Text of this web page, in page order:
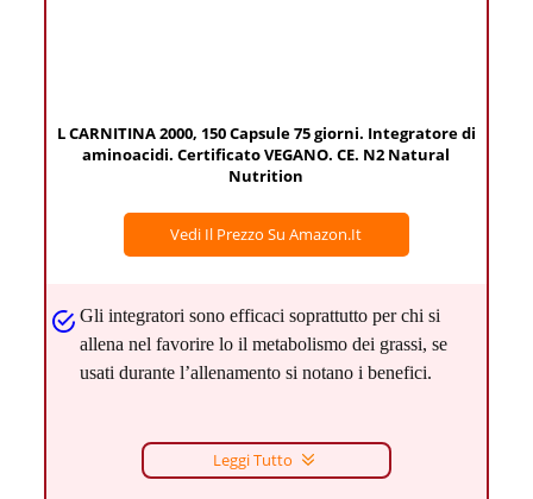
L CARNITINA 2000, 150 Capsule 75 giorni. Integratore di
aminoacidi. Certificato VEGANO. CE. N2 Natural
Nutrition
Vedi Il Prezzo Su Amazon.it
Gli integratori sono efficaci soprattutto per chi si
allena nel favorire lo il metabolismo dei grassi, se
usati durante l’allenamento si notano i benefici.
Leggi Tutto